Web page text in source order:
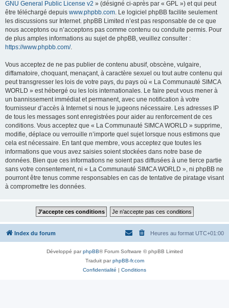
GNU General Public License v2 » (désigné ci-après par « GPL ») et qui peut
être téléchargé depuis www.phpbb.com. Le logiciel phpBB facilite seulement
les discussions sur Internet. phpBB Limited n’est pas responsable de ce que
nous acceptons ou n’acceptons pas comme contenu ou conduite permis. Pour
de plus amples informations au sujet de phpBB, veuillez consulter :
https://www.phpbb.com/.
Vous acceptez de ne pas publier de contenu abusif, obscène, vulgaire,
diffamatoire, choquant, menaçant, à caractère sexuel ou tout autre contenu qui
peut transgresser les lois de votre pays, du pays où « La Communauté SIMCA
WORLD » est hébergé ou les lois internationales. Le faire peut vous mener à
un bannissement immédiat et permanent, avec une notification à votre
fournisseur d’accès à Internet si nous le jugeons nécessaire. Les adresses IP
de tous les messages sont enregistrées pour aider au renforcement de ces
conditions. Vous acceptez que « La Communauté SIMCA WORLD » supprime,
modifie, déplace ou verrouille n’importe quel sujet lorsque nous estimons que
cela est nécessaire. En tant que membre, vous acceptez que toutes les
informations que vous avez saisies soient stockées dans notre base de
données. Bien que ces informations ne soient pas diffusées à une tierce partie
sans votre consentement, ni « La Communauté SIMCA WORLD », ni phpBB ne
pourront être tenus comme responsables en cas de tentative de piratage visant
à compromettre les données.
Index du forum Heures au format UTC+01:00
Développé parphpBB® Forum Software © phpBB Limited
Traduit parphpBB-fr.com
Confidentialité | Conditions